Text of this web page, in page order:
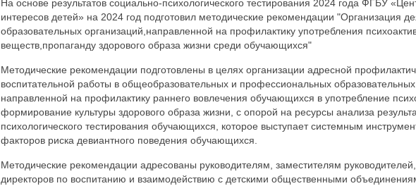
На основе результатов социально-психологического тестирования 2024 года ФГБУ
интересов детей» на 2024 год подготовил методические рекомендации "Организация
образовательных организаций,направленной на профилактику употребления
веществ,пропаганду здорового образа жизни среди обучающихся"
Методические рекомендации подготовлены в целях организации адресной
воспитательной работы в общеобразовательных и профессиональных образовательных
направленной на профилактику раннего вовлечения обучающихся в употребление
формирование культуры здорового образа жизни, с опорой на ресурсы анализа
психологического тестирования обучающихся, которое выступает системным
факторов риска девиантного поведения обучающихся.
Методические рекомендации адресованы руководителям, заместителям
директоров по воспитанию и взаимодействию с детскими общественными